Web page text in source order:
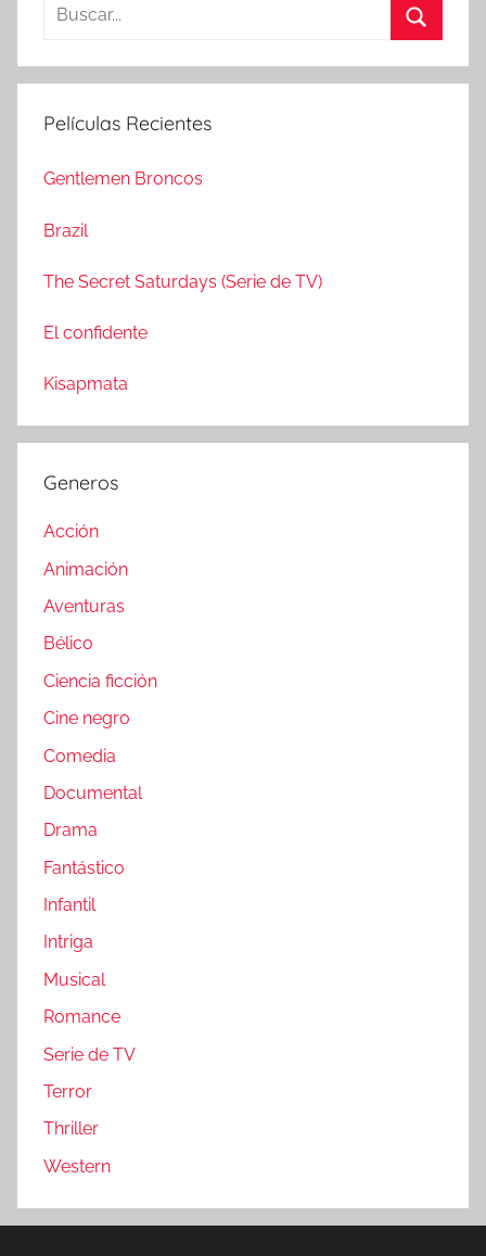
s
a
:
u
Películas Recientes
Gentlemen Broncos
Brazil
The Secret Saturdays (Serie de TV)
El confidente
Kisapmata
Generos
Acción
Animación
Aventuras
Bélico
Ciencia ficción
Cine negro
Comedia
Documental
Drama
Fantástico
Infantil
Intriga
Musical
Romance
Serie de TV
Terror
Thriller
Western